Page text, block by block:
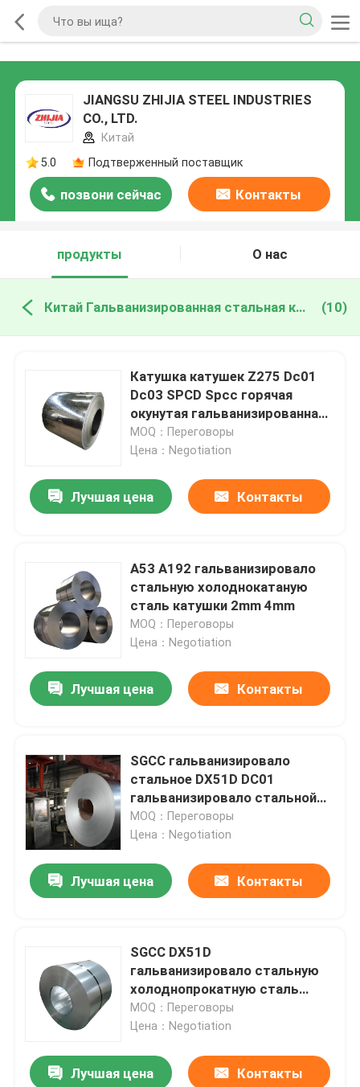
JIANGSU ZHIJIA STEEL INDUSTRIES
CO., LTD.
Китай
5.0
Подтверженный поставщик
позвони сейчас Контакты
продукты О нас
Китай Гальванизированная стальная катушка (10)
Катушка катушек Z275 Dc01
Dc03 SPCD Spcc горячая
окунутая гальванизированная
стальная горячекатаная
MOQ：Переговоры
Цена：Negotiation
Лучшая цена Контакты
A53 A192 гальванизировало
стальную холоднокатаную
сталь катушки 2mm 4mm
MOQ：Переговоры
Цена：Negotiation
Лучшая цена Контакты
SGCC гальванизировало
стальное DX51D DC01
гальванизировало стальной
лист в катушке
MOQ：Переговоры
Цена：Negotiation
Лучшая цена Контакты
SGCC DX51D
гальванизировало стальную
холоднопрокатную сталь
катушки SPCC
MOQ：Переговоры
Цена：Negotiation
Лучшая цена Контакты